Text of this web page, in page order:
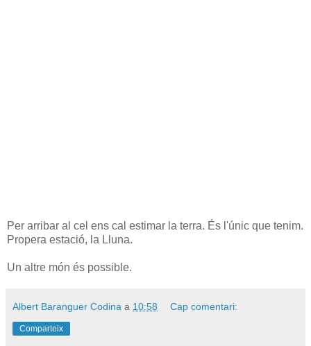
Per arribar al cel ens cal estimar la terra. És l'únic que tenim.
Propera estació, la Lluna.
Un altre món és possible.
Albert Baranguer Codina a 10:58 Cap comentari:
Comparteix